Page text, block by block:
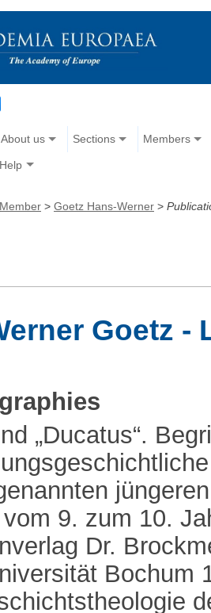
About us Sections Members
Help
Member > Goetz Hans-Werner >
Goetz -
„Ducatus“.
9. zum 10.
Dr.
Bochum